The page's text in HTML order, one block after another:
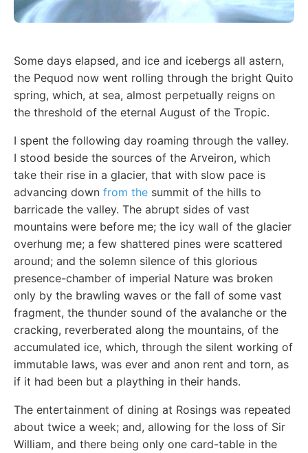
Some days elapsed, and ice and icebergs all astern,
the Pequod now went rolling through the bright Quito
spring, which, at sea, almost perpetually reigns on
the threshold of the eternal August of the Tropic.
I spent the following day roaming through the valley.
I stood beside the sources of the Arveiron, which
take their rise in a glacier, that with slow pace is
advancing down from the summit of the hills to
barricade the valley. The abrupt sides of vast
mountains were before me; the icy wall of the glacier
overhung me; a few shattered pines were scattered
around; and the solemn silence of this glorious
presence-chamber of imperial Nature was broken
only by the brawling waves or the fall of some vast
fragment, the thunder sound of the avalanche or the
cracking, reverberated along the mountains, of the
accumulated ice, which, through the silent working of
immutable laws, was ever and anon rent and torn, as
if it had been but a plaything in their hands.
The entertainment of dining at Rosings was repeated
about twice a week; and, allowing for the loss of Sir
William, and there being only one card-table in the